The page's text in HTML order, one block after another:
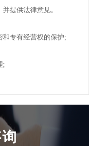
提供法律意见。
和专有经营权的保护;
;